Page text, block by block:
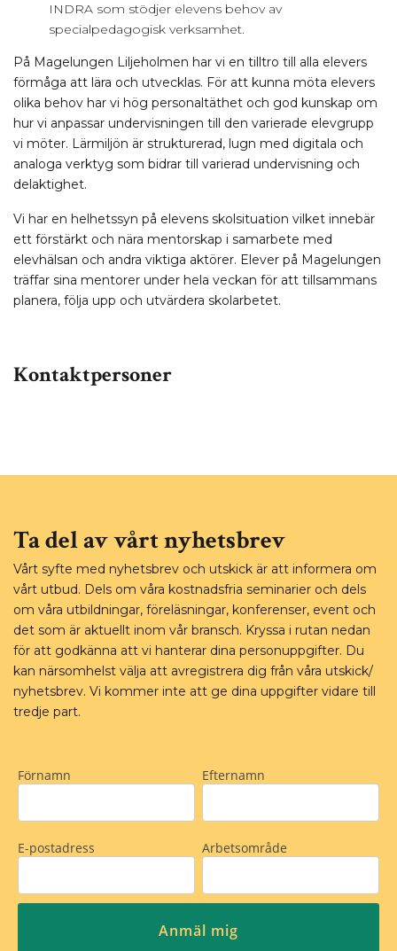
INDRA som stödjer elevens behov av
specialpedagogisk verksamhet.
På Magelungen Liljeholmen har vi en tilltro till alla elevers
förmåga att lära och utvecklas. För att kunna möta elevers
olika behov har vi hög personaltäthet och god kunskap om
hur vi anpassar undervisningen till den varierade elevgrupp
vi möter. Lärmiljön är strukturerad, lugn med digitala och
analoga verktyg som bidrar till varierad undervisning och
delaktighet.
Vi har en helhetssyn på elevens skolsituation vilket innebär
ett förstärkt och nära mentorskap i samarbete med
elevhälsan och andra viktiga aktörer. Elever på Magelungen
träffar sina mentorer under hela veckan för att tillsammans
planera, följa upp och utvärdera skolarbetet.
Kontaktpersoner
Ta del av vårt nyhetsbrev
Vårt syfte med nyhetsbrev och utskick är att informera om
vårt utbud. Dels om våra kostnadsfria seminarier och dels
om våra utbildningar, föreläsningar, konferenser, event och
det som är aktuellt inom vår bransch. Kryssa i rutan nedan
för att godkänna att vi hanterar dina personuppgifter. Du
kan närsomhelst välja att avregistrera dig från våra utskick/
nyhetsbrev. Vi kommer inte att ge dina uppgifter vidare till
tredje part.